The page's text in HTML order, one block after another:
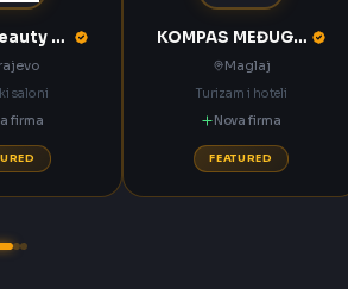
Crystal beauty studio Sarajevo
saloni
firma
KOMPAS MEĐUGORJE d.d. Međugorje
Maglaj
Turizam i hoteli
Nova firma
FEATURED